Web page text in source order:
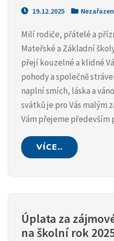
19.12.2025
Milí rodiče, přátelé a
Mateřské a Základní
přejí kouzelné a klidné
pohody a společně
naplní smích, láska a
svátků je pro Vás malým
Vám přejeme především
VÍCE..
Úplata za
na školní rok